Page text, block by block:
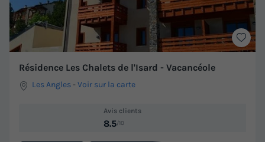
Résidence Les Chalets de l'Isard - Vacancéole
Les Angles -Voir sur la carte
Avis clients
8.5/10